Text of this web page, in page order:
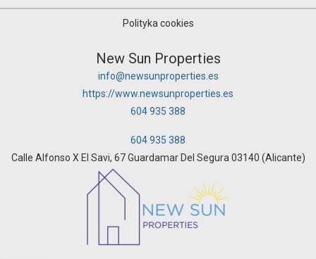
Polityka cookies
New Sun Properties
info@newsunproperties.es
https://www.newsunproperties.es
604 935 388
604 935 388
Calle Alfonso X El Savi, 67 Guardamar Del Segura 03140 (Alicante)